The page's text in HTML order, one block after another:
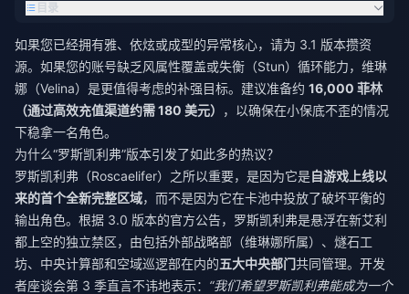
目录
如果您已经拥有雅、依炫或成型的异常核心，请为 3.1 版本攒资
源。如果您的账号缺乏风属性覆盖或失衡（Stun）循环能力，维琳
娜（Velina）是更值得考虑的补强目标。建议准备约 16,000 菲林
（通过高效充值渠道约需 180 美元）
，以确保在小保底不歪的情况
下稳拿一名角色。
为什么“罗斯凯利弗”版本引发了如此多的热议？
罗斯凯利弗（Roscaelifer）之所以重要，是因为它是自游戏上线以
来的首个全新完整区域，而不是因为它在卡池中投放了破坏平衡的
输出角色。根据 3.0 版本的官方公告，罗斯凯利弗是悬浮在新艾利
都上空的独立禁区，由包括外部战略部（维琳娜所属）、燧石工
坊、中央计算部和空域巡逻部在内的五大中央部门共同管理。开发
者座谈会第 3 季直言不讳地表示： “我们希望罗斯凯利弗能成为一个